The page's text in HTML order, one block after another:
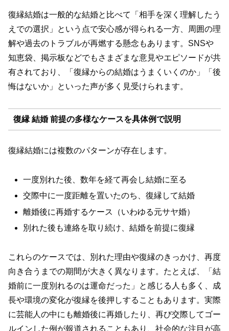
復縁結婚は一般的な結婚と比べて「相手を深く理解したう
えでの選択」という点で安心感が得られる一方、周囲の理
解や過去のトラブルが再燃する懸念もあります。SNSや
知恵袋、掲示板などでもさまざまな意見やエピソードが共
有されており、「復縁からの結婚はうまくいくのか」「後
悔はないか」といった声が多く見受けられます。
復縁 結婚 前提の多様なケースを具体例で説明
復縁結婚には複数のパターンが存在します。
一度別れた後、数年を経て再会し結婚に至る
交際中に一度距離を置いたのち、復縁して結婚
離婚後に再婚するケース（いわゆる元サヤ婚）
別れた後も連絡を取り続け、結婚を前提に復縁
これらのケースでは、別れた理由や復縁のきっかけ、再度
向き合うまでの期間が大きく異なります。たとえば、「結
婚前に一度別れるのは運命だった」と感じる人も多く、成
長や環境の変化が復縁を後押しすることもあります。実際
に芸能人の中にも離婚後に再婚したり、再び交際してゴー
ルインした例が報道されることもあり、社会的な注目が高